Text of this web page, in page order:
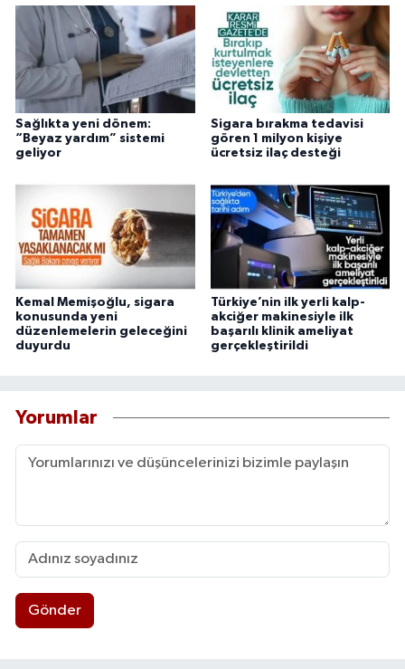
Sağlıkta yeni dönem:
“Beyaz yardım” sistemi
geliyor
Sigara bırakma tedavisi
gören 1 milyon kişiye
ücretsiz ilaç desteği
Kemal Memişoğlu, sigara
konusunda yeni
düzenlemelerin geleceğini
duyurdu
Türkiye’nin ilk yerli kalp-
akciğer makinesiyle ilk
başarılı klinik ameliyat
gerçekleştirildi
Yorumlar
Gönder